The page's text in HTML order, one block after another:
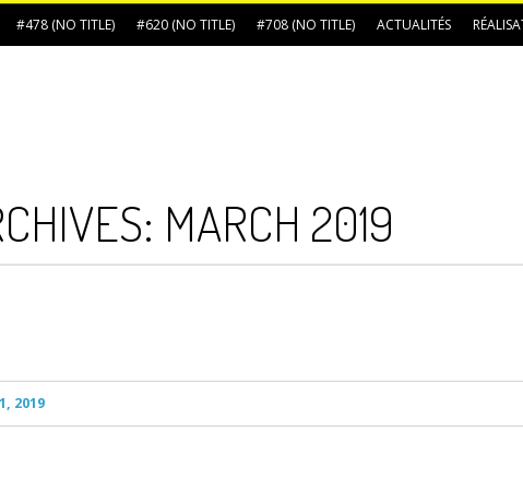
#478 (NO TITLE) #620 (NO TITLE) #708 (NO TITLE) ACTUALITÉS
MARCH 2019
2019